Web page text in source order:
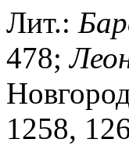
Лит.:
478;
1258,